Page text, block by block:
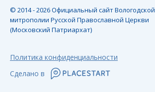
© 2014 - 2026 Официальный сайт Вологодской
митрополии Русской Православной Церкви
(Московский Патриархат)
Политика конфиденциальности
Сделано в